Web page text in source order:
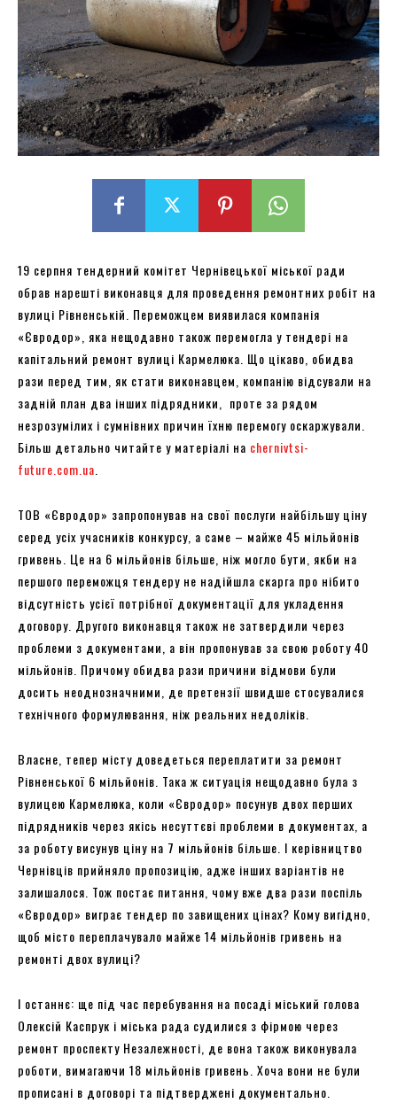
19 серпня тендерний комітет Чернівецької міської ради
обрав нарешті виконавця для проведення ремонтних робіт на
вулиці Рівненській. Переможцем виявилася компанія
«Євродор», яка нещодавно також перемогла у тендері на
капітальний ремонт вулиці Кармелюка. Що цікаво, обидва
рази перед тим, як стати виконавцем, компанію відсували на
задній план два інших підрядники, проте за рядом
незрозумілих і сумнівних причин їхню перемогу оскаржували.
Більш детально читайте у матеріалі на chernivtsi-
future.com.ua
ТОВ «Євродор» запропонував на свої послуги найбільшу ціну
серед усіх учасників конкурсу, а саме – майже 45 мільйонів
гривень. Це на 6 мільйонів більше, ніж могло бути, якби на
першого переможця тендеру не надійшла скарга про нібито
відсутність усієї потрібної документації для укладення
договору. Другого виконавця також не затвердили через
проблеми з документами, а він пропонував за свою роботу 40
мільйонів. Причому обидва рази причини відмови були
досить неоднозначними, де претензії швидше стосувалися
технічного формулювання, ніж реальних недоліків.
Власне, тепер місту доведеться переплатити за ремонт
Рівненської 6 мільйонів. Така ж ситуація нещодавно була з
вулицею Кармелюка, коли «Євродор» посунув двох перших
підрядників через якісь несуттєві проблеми в документах, а
за роботу висунув ціну на 7 мільйонів більше. І керівництво
Чернівців прийняло пропозицію, адже інших варіантів не
залишалося. Тож постає питання, чому вже два рази поспіль
«Євродор» виграє тендер по завищених цінах? Кому вигідно,
щоб місто переплачувало майже 14 мільйонів гривень на
ремонті двох вулиці?
І останнє: ще під час перебування на посаді міський голова
Олексій Каспрук і міська рада судилися з фірмою через
ремонт проспекту Незалежності, де вона також виконувала
роботи, вимагаючи 18 мільйонів гривень. Хоча вони не були
прописані в договорі та підтверджені документально.